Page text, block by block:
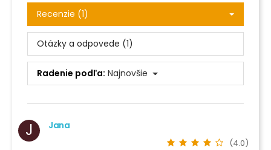
Recenzie (1)
Otázky a odpovede (1)
Radenie podľa: Najnovšie
J Jana
(4.0)